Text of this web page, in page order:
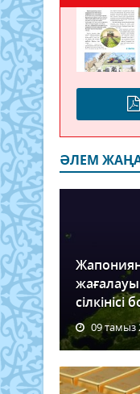
ӘЛЕМ
сілкінісі
09 тамыз